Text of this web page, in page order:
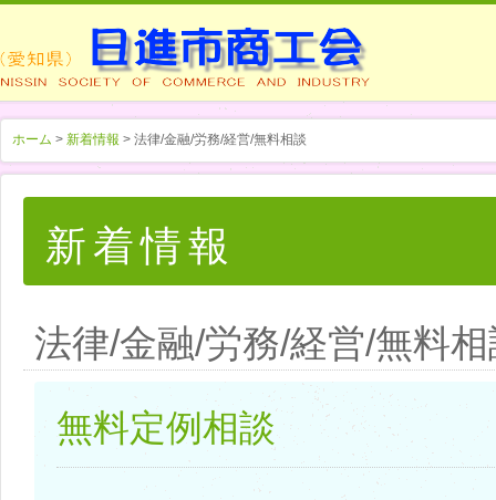
ホーム > 新着情報 > 法律/金融/労務/経営/無料相談
新着情報
法律/金融/労務/経営/無料
無料定例相談